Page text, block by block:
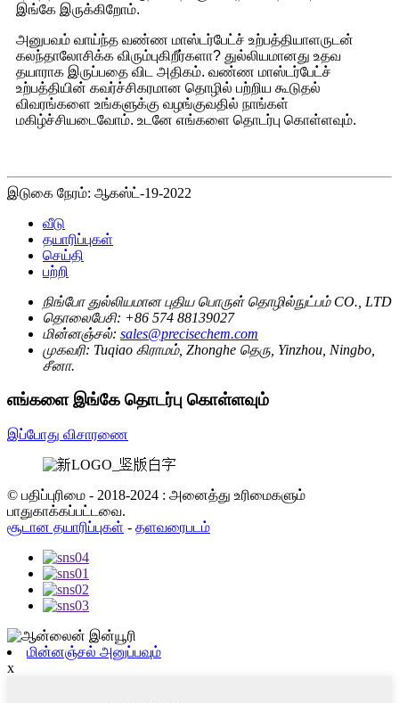
இங்கே இருக்கிறோம்.
அனுபவம் வாய்ந்த வண்ண மாஸ்டர்பேட்ச் உற்பத்தியாளருடன்
கலந்தாலோசிக்க விரும்புகிறீர்களா? துல்லியமானது உதவ
தயாராக இருப்பதை விட அதிகம். வண்ண மாஸ்டர்பேட்ச்
உற்பத்தியின் கவர்ச்சிகரமான தொழில் பற்றிய கூடுதல்
விவரங்களை உங்களுக்கு வழங்குவதில் நாங்கள்
மகிழ்ச்சியடைவோம். உடனே எங்களை தொடர்பு கொள்ளவும்.
இடுகை நேரம்: ஆகஸ்ட்-19-2022
வீடு
தயாரிப்புகள்
செய்தி
பற்றி
நிங்போ துல்லியமான புதிய பொருள் தொழில்நுட்பம் CO., LTD
தொலைபேசி: +86 574 88139027
மின்னஞ்சல்: sales@precisechem.com
முகவரி: Tuqiao கிராமம், Zhonghe தெரு, Yinzhou, Ningbo,
சீனா.
எங்களை இங்கே தொடர்பு கொள்ளவும்
இப்போது விசாரணை
© பதிப்புரிமை - 2018-2024 : அனைத்து உரிமைகளும்
பாதுகாக்கப்பட்டவை.
சூடான தயாரிப்புகள் - தளவரைபடம்
மின்னஞ்சல் அனுப்பவும்
x